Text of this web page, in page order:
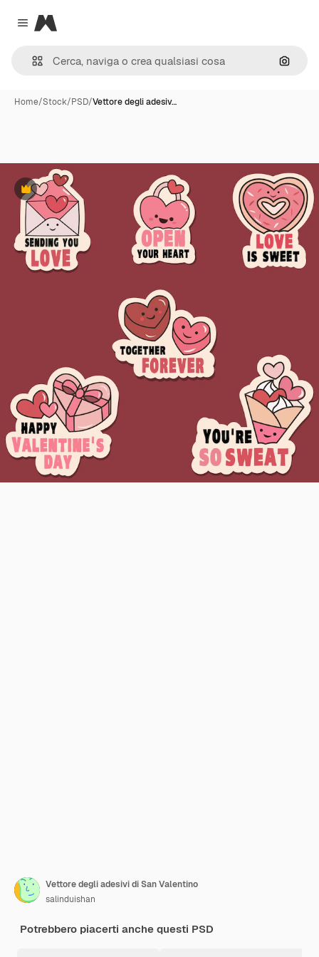
Close menu
Magnific
Cerca
Home/Stock/PSD/Vettore degli adesiv…
Premium
Vettore degli adesivi di San Valentino
salinduishan
Potrebbero piacerti anche questi PSD